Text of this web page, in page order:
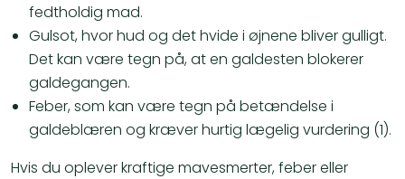
fedtholdig mad.
Gulsot, hvor hud og det hvide i øjnene bliver gulligt.
Det kan være tegn på, at en galdesten blokerer
galdegangen.
Feber, som kan være tegn på betændelse i
galdeblæren og kræver hurtig lægelig vurdering (1).
Hvis du oplever kraftige mavesmerter, feber eller